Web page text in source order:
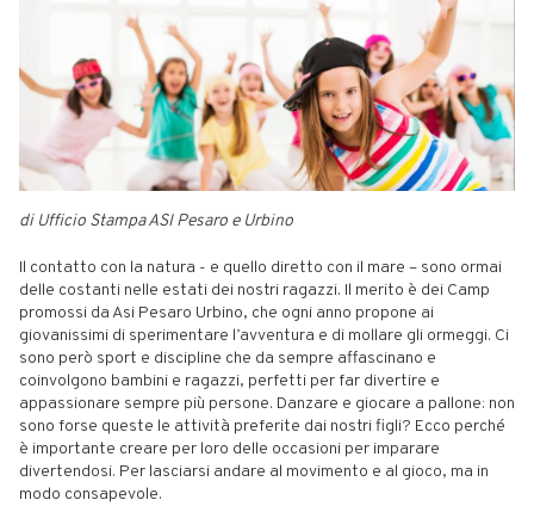
di Ufficio Stampa ASI Pesaro e Urbino
Il contatto con la natura - e quello diretto con il mare – sono ormai
delle costanti nelle estati dei nostri ragazzi. Il merito è dei Camp
promossi da Asi Pesaro Urbino, che ogni anno propone ai
giovanissimi di sperimentare l’avventura e di mollare gli ormeggi. Ci
sono però sport e discipline che da sempre affascinano e
coinvolgono bambini e ragazzi, perfetti per far divertire e
appassionare sempre più persone. Danzare e giocare a pallone: non
sono forse queste le attività preferite dai nostri figli? Ecco perché
è importante creare per loro delle occasioni per imparare
divertendosi. Per lasciarsi andare al movimento e al gioco, ma in
modo consapevole.